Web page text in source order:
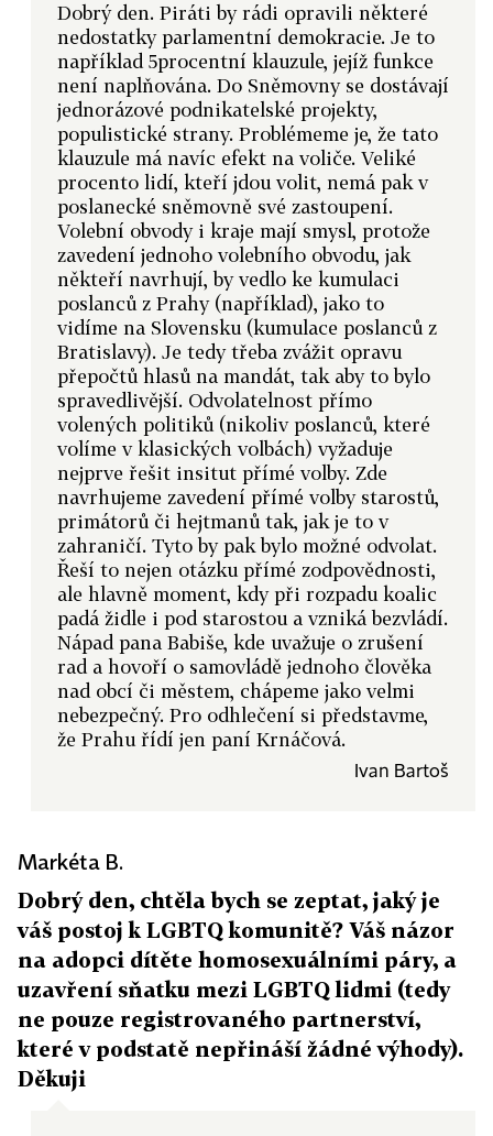
Dobrý den. Piráti by rádi opravili některé
nedostatky parlamentní demokracie. Je to
například 5procentní klauzule, jejíž funkce
není naplňována. Do Sněmovny se dostávají
jednorázové podnikatelské projekty,
populistické strany. Problémeme je, že tato
klauzule má navíc efekt na voliče. Veliké
procento lidí, kteří jdou volit, nemá pak v
poslanecké sněmovně své zastoupení.
Volební obvody i kraje mají smysl, protože
zavedení jednoho volebního obvodu, jak
někteří navrhují, by vedlo ke kumulaci
poslanců z Prahy (například), jako to
vidíme na Slovensku (kumulace poslanců z
Bratislavy). Je tedy třeba zvážit opravu
přepočtů hlasů na mandát, tak aby to bylo
spravedlivější. Odvolatelnost přímo
volených politiků (nikoliv poslanců, které
volíme v klasických volbách) vyžaduje
nejprve řešit insitut přímé volby. Zde
navrhujeme zavedení přímé volby starostů,
primátorů či hejtmanů tak, jak je to v
zahraničí. Tyto by pak bylo možné odvolat.
Řeší to nejen otázku přímé zodpovědnosti,
ale hlavně moment, kdy při rozpadu koalic
padá židle i pod starostou a vzniká bezvládí.
Nápad pana Babiše, kde uvažuje o zrušení
rad a hovoří o samovládě jednoho člověka
nad obcí či městem, chápeme jako velmi
nebezpečný. Pro odhlečení si představme,
že Prahu řídí jen paní Krnáčová.
Ivan Bartoš
Markéta B.
Dobrý den, chtěla bych se zeptat, jaký je
váš postoj k LGBTQ komunitě? Váš názor
na adopci dítěte homosexuálními páry, a
uzavření sňatku mezi LGBTQ lidmi (tedy
ne pouze registrovaného partnerství,
které v podstatě nepřináší žádné výhody).
Děkuji